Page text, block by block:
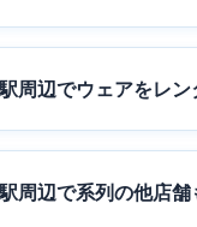
周辺でウェアをレ
周辺で系列の他店